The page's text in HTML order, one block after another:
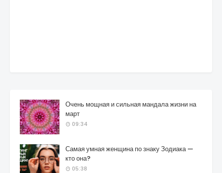
Очень мощная и сильная мандала жизни на
март
09:34
Самая умная женщина по знаку Зодиака —
кто она?
05:38